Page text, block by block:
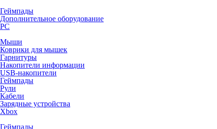
Геймпады
Дополнительное оборудование
PC
Мыши
Коврики для мышек
Гарнитуры
Накопители информации
USB-накопители
Геймпады
Рули
Кабели
Зарядные устройства
Xbox
Геймпады